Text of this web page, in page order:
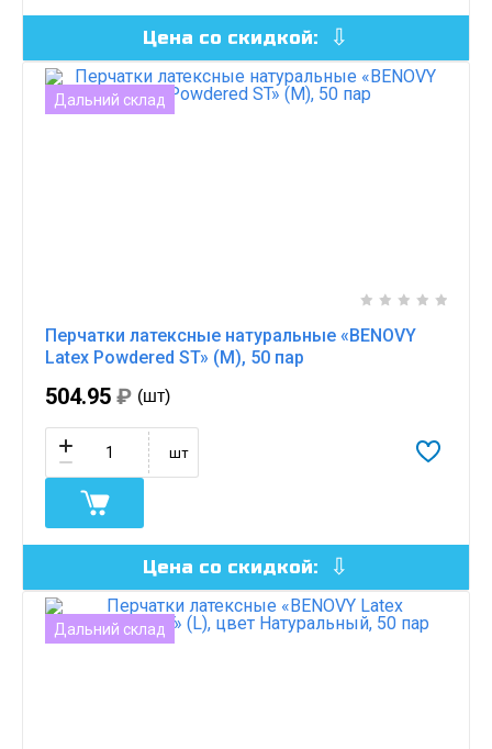
Цена со скидкой:
Дальний склад
Перчатки латексные натуральные «BENOVY
Latex Powdered ST» (M), 50 пар
504.95 ₽ (шт)
шт
Цена со скидкой:
Дальний склад